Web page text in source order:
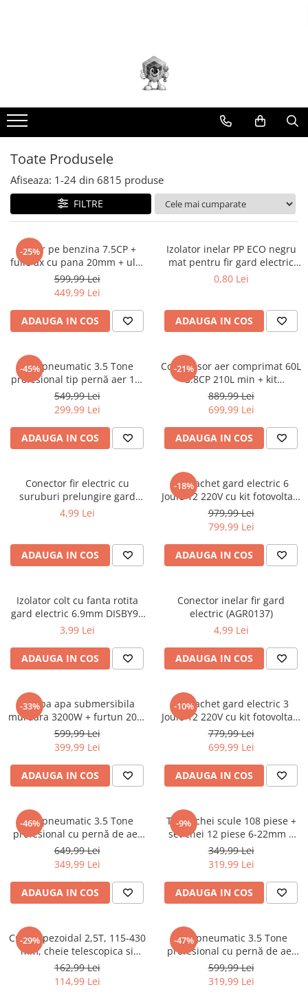
taiere/slefuire/polizare/curatare
Amestecatoare
Aparat carotat
Aparat de banc
Aparat masina cusut
Aparat spalat cu presiune
Aparate de ascutit
Aparate de masurat
Aparate de rindeluit
Aparate de slefuit
Aparate de tuns
Aparate de vopsit
Aparate pe acumulator / baterie
Aspiratoare
Betoniera
Cantar electronic
Compresoare
Fierastraie
Invertor / convertor curent
Macara electrica
Motoare electrice
Nivela Laser
Pistoale termice
Polizoare
Polizor mini
Unghiulare/drepte
Pompe
PPR lipire taiere
Prelungitoare curent
Redresoare/robot pornire/starter
Stabilizatoare curent AVR
Sudura / taiere
Accesorii / consumabile sudura
Aparat taiat cu plasma
Aparate sudura
Toate Produsele
Afiseaza: 1-24 din 6815 produse
FILTRE
-25%
Motor pe benzina 7.5CP +
fulie ax cu pana 20mm + ulei
4 timpi DISFB96
(BK19816+F+U)
599,99 Lei
449,99 Lei
ADAUGA IN COS
Izolator inelar PP ECO negru
mat pentru fir gard electric
DISGD08 (BK87541)
0,80 Lei
ADAUGA IN COS
-45%
Cric pneumatic 3.5 Tone
profesional tip pernă aer 14-
40cm (3.5TAIR)
549,99 Lei
299,99 Lei
ADAUGA IN COS
-21%
Compresor aer comprimat 60L
3.8CP 210L min + kit
pmeumatic 5piese 8bar (BX-
3257+)
889,99 Lei
699,99 Lei
ADAUGA IN COS
Conector fir electric cu
suruburi prelungire gard
electric DISCH65 (BK87589)
4,99 Lei
ADAUGA IN COS
-18%
Kit pachet gard electric 6
Joule 12 220V cu kit fotovoltaic
panou baterie 7ah fir 1000m
(BK87583-1000-03-7ah)
979,99 Lei
799,99 Lei
ADAUGA IN COS
Izolator colt cu fanta rotita
gard electric 6.9mm DISBY90
(BK87644)
3,99 Lei
ADAUGA IN COS
Conector inelar fir gard
electric (AGR0137)
4,99 Lei
ADAUGA IN COS
-33%
Pompa apa submersibila
murdara 3200W + furtun 20m
pompieri (CP-5501+20M)
599,99 Lei
399,99 Lei
ADAUGA IN COS
-10%
Kit pachet gard electric 3
Joule 12 220V cu kit fotovoltaic
panou solar baterie 7ah
1000m (BK87634-1000-03-7ah)
779,99 Lei
699,99 Lei
ADAUGA IN COS
-46%
Cric pneumatic 3.5 Tone
profesional cu pernă de aer
pentru vulcanizare 15-40cm
(RK-01-200)
649,99 Lei
349,99 Lei
ADAUGA IN COS
-9%
Trusa chei scule 108 piese +
set chei 12 piese 6-22mm +
set biti 41 piese (B109 + 16009
+ KD10219)
349,99 Lei
319,99 Lei
ADAUGA IN COS
-29%
Cric trapezoidal 2,5T, 115-430
mm, cheie telescopica si
accesorii incluse (KD3525)
162,99 Lei
114,99 Lei
-47%
Cric pneumatic 3.5 Tone
profesional cu pernă de aer
pentru vulcanizare 13.5-40cm
(TA256)
599,99 Lei
319,99 Lei